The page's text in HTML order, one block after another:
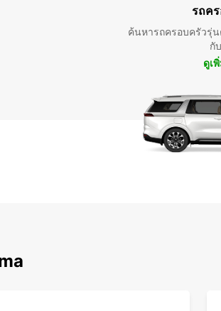
รถค
ค้นหารถครอบครัวรุ่
กั
ดูเ